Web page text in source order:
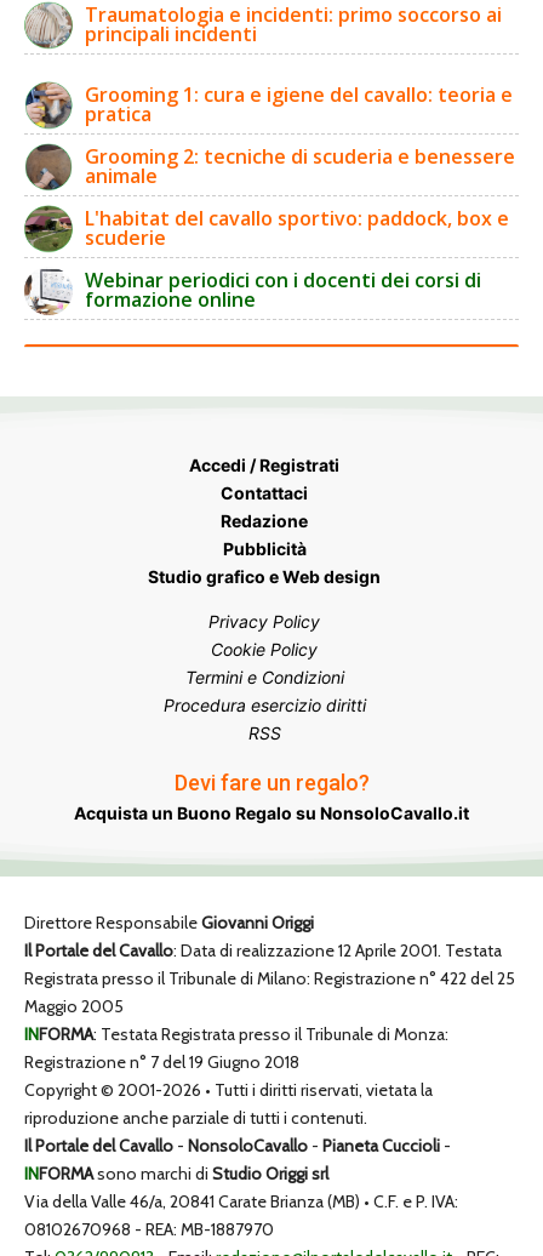
Traumatologia e incidenti: primo soccorso ai
principali incidenti
Grooming 1: cura e igiene del cavallo: teoria e
pratica
Grooming 2: tecniche di scuderia e benessere
animale
L'habitat del cavallo sportivo: paddock, box e
scuderie
Webinar periodici con i docenti dei corsi di
formazione online
Accedi / Registrati
Contattaci
Redazione
Pubblicità
Studio grafico e Web design
Privacy Policy
Cookie Policy
Termini e Condizioni
Procedura esercizio diritti
RSS
Devi fare un regalo?
Acquista un Buono Regalo su NonsoloCavallo.it
Direttore ResponsabileGiovanni Origgi
Il Portale del Cavallo: Data di realizzazione 12 Aprile 2001. Testata
Registrata presso il Tribunale di Milano: Registrazione n° 422 del 25
Maggio 2005
INFORMA: Testata Registrata presso il Tribunale di Monza:
Registrazione n° 7 del 19 Giugno 2018
Copyright © 2001-2026 • Tutti i diritti riservati, vietata la
riproduzione anche parziale di tutti i contenuti.
Il Portale del Cavallo - NonsoloCavallo - Pianeta Cuccioli -
INFORMAsono marchi di Studio Origgi srl
Via della Valle 46/a, 20841 Carate Brianza (MB) • C.F. e P. IVA:
08102670968 - REA: MB-1887970